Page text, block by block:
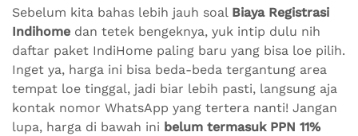
Sebelum kita bahas lebih jauh soal Biaya Registrasi
Indihome dan tetek bengeknya, yuk intip dulu nih
daftar paket IndiHome paling baru yang bisa loe pilih.
Inget ya, harga ini bisa beda-beda tergantung area
tempat loe tinggal, jadi biar lebih pasti, langsung aja
kontak nomor WhatsApp yang tertera nanti! Jangan
lupa, harga di bawah ini belum termasuk PPN 11%